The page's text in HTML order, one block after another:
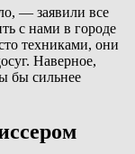
— заявили все
с нами в городе
техниками, они
Наверное,
бы сильнее